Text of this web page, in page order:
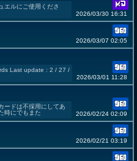
エルにご使用くださ
2026/03/30 16:31
2026/03/07 02:05
Last update : 2 / 27 /
2026/03/01 11:28
ードは不採用にしてあ
時にでもまた
2026/02/24 02:09
2026/02/21 03:19